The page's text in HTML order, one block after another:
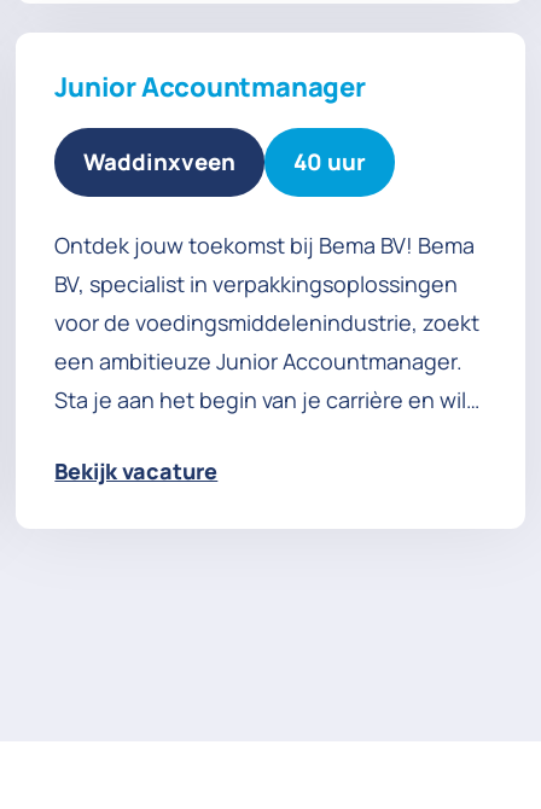
Junior Accountmanager
Waddinxveen 40 uur
Ontdek jouw toekomst bij Bema BV! Bema
BV, specialist in verpakkingsoplossingen
voor de voedingsmiddelenindustrie, zoekt
een ambitieuze Junior Accountmanager.
Sta je aan het begin van je carrière en wil
commerciële functie? Bij ons krijg
Bekijk vacature